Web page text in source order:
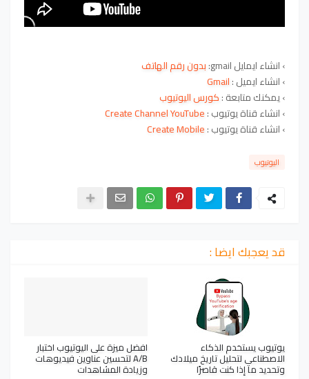
›انشاء ايمايل gmail:
بدون رقم الهاتف
›انشاء ايميل :Gmail
›يمكنك متابعة :كورس اليوتيوب
›انشاء قناة يوتيوب :Create Channel YouTube
›انشاء قناة يوتيوب :Create Mobile
اليوتيوب
قد يعجبك ايضا :
يوتيوب يستخدم الذكاء
الاصطناعي لتحليل تاريخ ميلادك
وتحديد ما إذا كنت قاصرًا
افضل ميزة على اليوتيوب اختبار
A/B لتحسين عناوين فيديوهات
وزيادة المشاهدات